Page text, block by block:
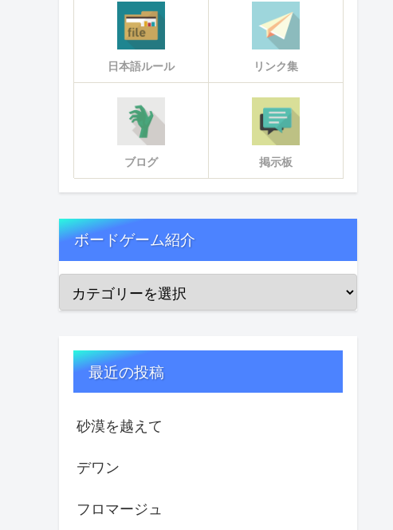
日本語ルール リンク集
ブログ 掲示板
ボードゲーム紹介
最近の投稿
砂漠を越えて
デワン
フロマージュ